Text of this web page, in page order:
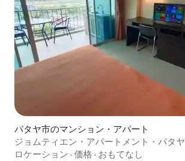
パタヤ市のマンション・アパート
ジョムティエン・アパートメント・パタヤ
ロケーション · 価格 · おもてなし